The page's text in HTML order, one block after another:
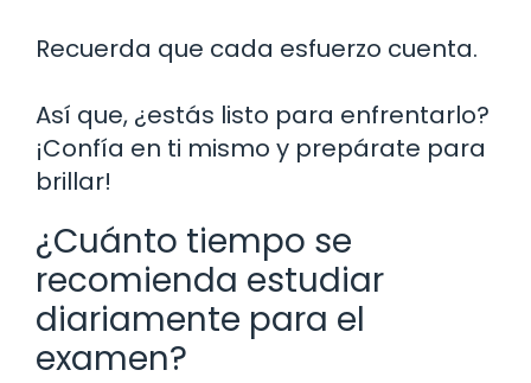
Recuerda que cada esfuerzo cuenta.
Así que, ¿estás listo para enfrentarlo?
¡Confía en ti mismo y prepárate para
brillar!
¿Cuánto tiempo se
recomienda estudiar
diariamente para el
examen?